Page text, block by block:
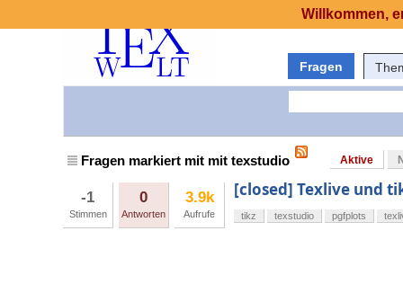
Fragen
Fragen markiert mit mit texstudio Aktive
-1
Stimmen
0
Antworten
3.9k
Aufrufe
[closed] Texlive und
tikz texstudio pgfplots
Willkommen,